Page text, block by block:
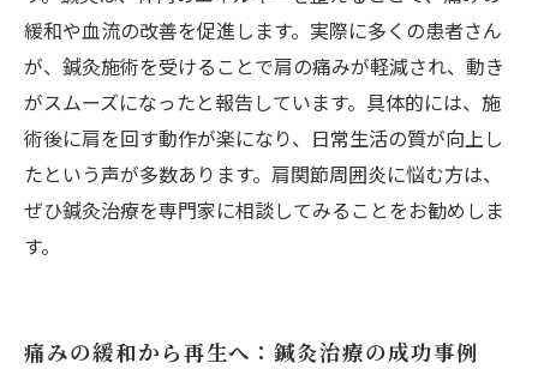
緩和や血流の改善を促進します。実際に多くの患者さん
が、鍼灸施術を受けることで肩の痛みが軽減され、動き
がスムーズになったと報告しています。具体的には、施
術後に肩を回す動作が楽になり、日常生活の質が向上し
たという声が多数あります。肩関節周囲炎に悩む方は、
ぜひ鍼灸治療を専門家に相談してみることをお勧めしま
す。
痛みの緩和から再生へ：鍼灸治療の成功事例